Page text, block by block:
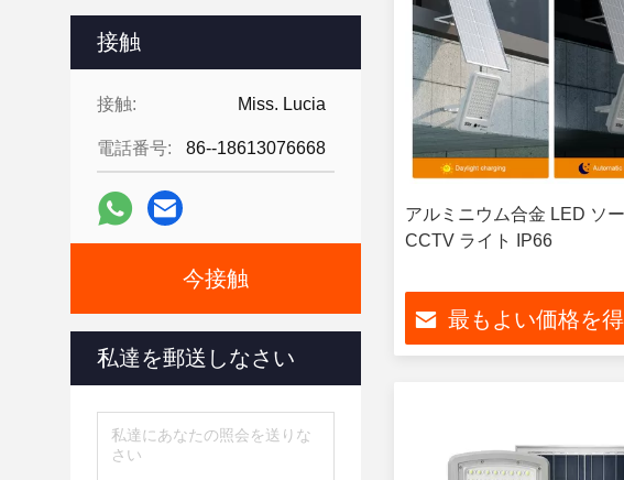
接触
接触: Miss. Lucia
電話番号: 86--18613076668
今接触
私達を郵送しなさい
アルミニウム合金 LED ソ
CCTV ライト IP66
最もよい価格を